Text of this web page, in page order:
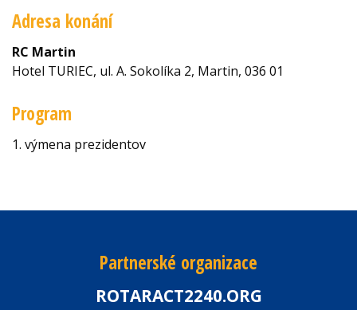
Adresa konání
RC Martin
Hotel TURIEC, ul. A. Sokolíka 2, Martin, 036 01
Program
1. výmena prezidentov
Partnerské organizace
ROTARACT2240.ORG